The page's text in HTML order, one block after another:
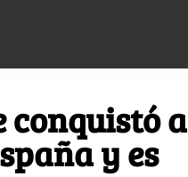
conquistó a
y es